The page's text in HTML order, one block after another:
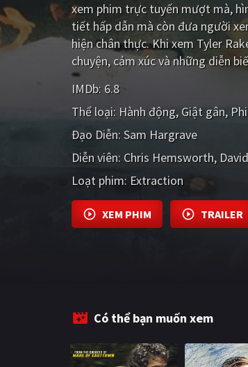
xem phim trực tuyến mượt mà,
tiết hấp dẫn mà còn đưa người
hiện chân thực. Khi xem Tyler
chuyện, cảm xúc và những diễn
IMDb: 6.8
Thể loại: Hành động Giật gân
Đạo Diễn: Sam Hargrave
Diễn viên: Chris Hemsworth
Loạt phim: Extraction
XEM PHIM TRAILER
Có thể bạn muốn xem